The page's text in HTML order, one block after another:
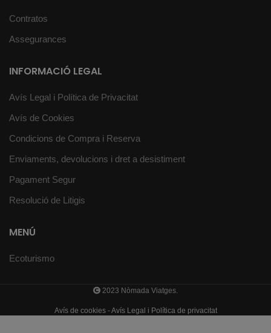
Contratos
Assegurances
INFORMACIÓ LEGAL
Avís Legal i Política de Privacitat
Avís de Cookies
Condicions de Compra i Reserva
Enviaments, devolucions i dret a desistiment
Pagament Segur
Resolució de Litigis
MENÚ
Ecoturismo
2023 Nòmada Viatges.
Avís de cookies -Avís Legal i Política de privacitat